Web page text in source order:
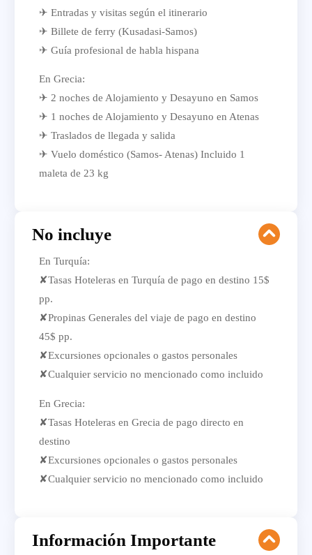
✈ Entradas y visitas según el itinerario
✈ Billete de ferry (Kusadasi-Samos)
✈ Guía profesional de habla hispana
En Grecia:
✈ 2 noches de Alojamiento y Desayuno en Samos
✈ 1 noches de Alojamiento y Desayuno en Atenas
✈ Traslados de llegada y salida
✈ Vuelo doméstico (Samos- Atenas) Incluido 1
maleta de 23 kg
No incluye
En Turquía:
✘Tasas Hoteleras en Turquía de pago en destino 15$
pp.
✘Propinas Generales del viaje de pago en destino
45$ pp.
✘Excursiones opcionales o gastos personales
✘Cualquier servicio no mencionado como incluido
En Grecia:
✘Tasas Hoteleras en Grecia de pago directo en
destino
✘Excursiones opcionales o gastos personales
✘Cualquier servicio no mencionado como incluido
Información Importante